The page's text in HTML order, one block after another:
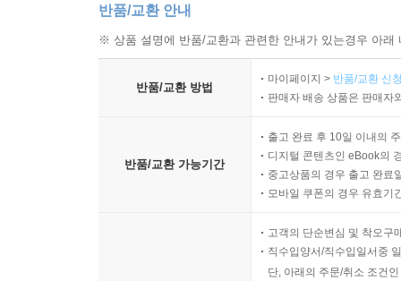
반품/교환 안내
※ 상품 설명에 반품/교환과 관련한 안내가 있는경우 아
반품/교환 방법
마이페이지 > 반품/교환 신
판매자 배송 상품은 판매자
반품/교환 가능기간
출고 완료 후 10일 이내의
디지털 콘텐츠인 eBook의
중고상품의 경우 출고 완료
모바일 쿠폰의 경우 유효기
고객의 단순변심 및 착오구
직수입양서/직수입일서중
단, 아래의 주문/취소 조건